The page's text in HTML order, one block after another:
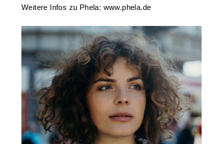
Weitere Infos zu Phela: www.phela.de